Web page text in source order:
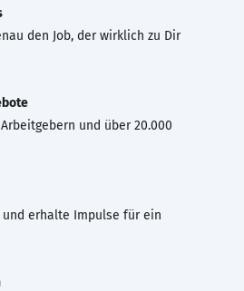
den Job, der wirklich zu Dir
und über 20.000
erhalte Impulse für ein